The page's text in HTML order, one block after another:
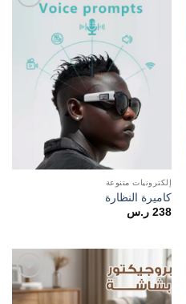
إلكترونيات متنوعة
كاميرة النظارة
238 ر.س
Add to
wishlist